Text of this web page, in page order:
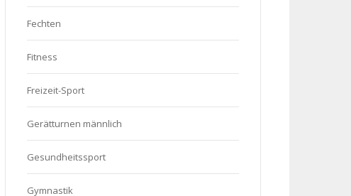
Fechten
Fitness
Freizeit-Sport
Gerätturnen männlich
Gesundheitssport
Gymnastik